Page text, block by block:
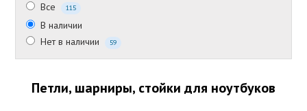
Все 115
В наличии
Нет в наличии
59
Петли, шарниры, стойки для ноутбуков